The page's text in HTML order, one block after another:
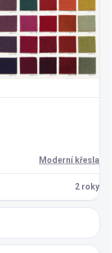
Moderní křesla
2 roky